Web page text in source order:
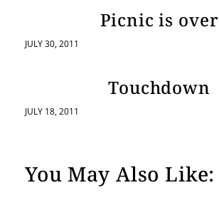
Picnic is over
JULY 30, 2011
Touchdown
JULY 18, 2011
You May Also Like: